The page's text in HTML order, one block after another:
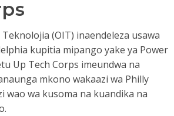
(OIT) inaendeleza usawa
kupitia mipango yake ya Power
Up Tech Corps imeundwa na
mkono wakaazi wa Philly
wao wa kusoma na kuandika na